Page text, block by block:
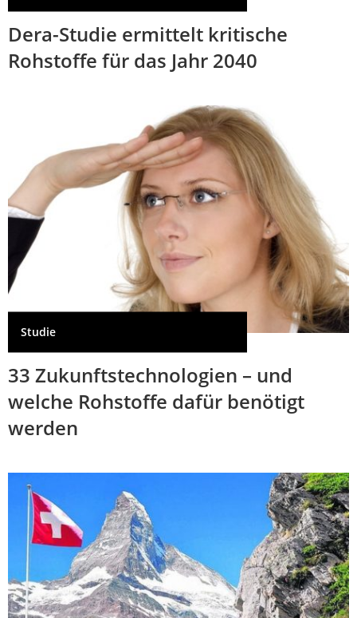
Dera-Studie ermittelt kritische
Rohstoffe für das Jahr 2040
Studie
33 Zukunftstechnologien – und
welche Rohstoffe dafür benötigt
werden